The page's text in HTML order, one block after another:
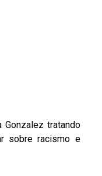
Gonzalez tratando
sobre racismo e